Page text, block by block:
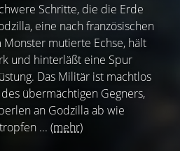
Schritte, die die Erde
eine nach französischen
mutierte Echse, hält
und hinterläßt eine Spur
Das Militär ist machtlos
übermächtigen Gegners,
an Godzilla ab wie
... (mehr)